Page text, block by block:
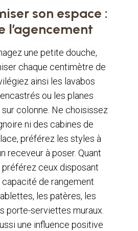
son espace :
l’agencement
une petite douche,
chaque centimètre de
ainsi les lavabos
ou les planes
colonne. Ne choisissez
ni des cabines de
préférez les styles à
receveur à poser. Quant
préférez ceux disposant
capacité de rangement
les patères, les
porte-serviettes muraux.
une influence positive